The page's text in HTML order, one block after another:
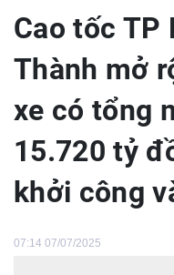
Cao tốc TP
Thành mở
xe có tổng
15.720 tỷ
khởi công
07:14 07/07/2025